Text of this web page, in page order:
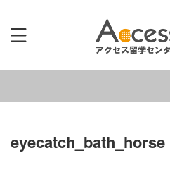
eyecatch_bath_horse